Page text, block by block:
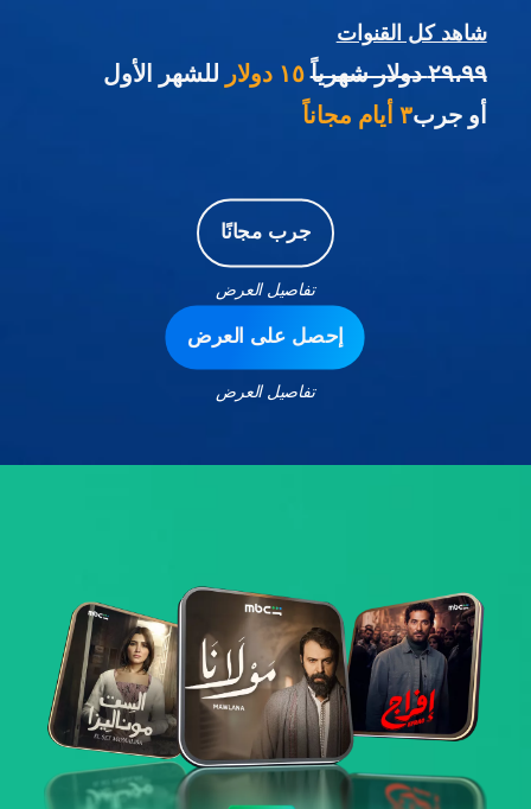
شاهد كل القنوات
٢٩،٩٩ دولار شهرياً ١٥ دولار
للشهر الأول
أو جرب٣ أيام مجاناً
جرب مجانًا
تفاصيل العرض
إحصل على العرض
تفاصيل العرض